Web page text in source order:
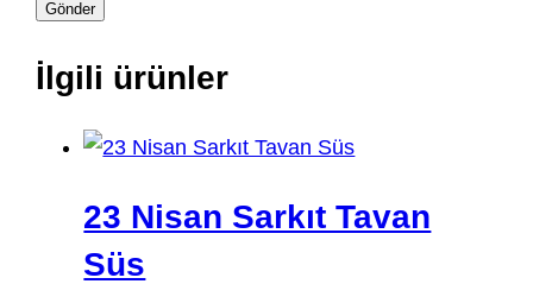
İlgili ürünler
23 Nisan Sarkıt Tavan
Süs